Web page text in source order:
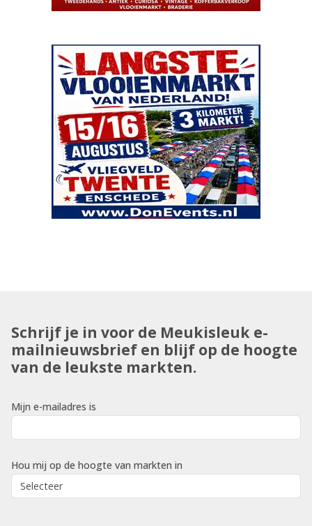
Schrijf je in voor de Meukisleuk e-
mailnieuwsbrief en blijf op de hoogte
van de leukste markten.
Mijn e-mailadres is
Hou mij op de hoogte van markten in